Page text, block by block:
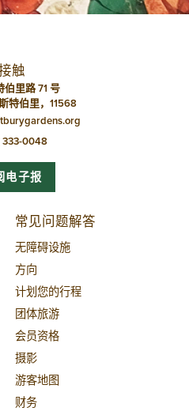
触
伯里路 71 号
特伯里，11568
333-0048
电子报
常见问题解答
无障碍设施
方向
计划您的行程
团体旅游
会员资格
摄影
游客地图
财务